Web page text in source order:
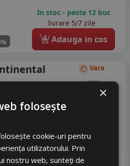
%
In stoc - peste 12 buc
livrare 5/7 zile
4 Adauga in cos
Vara
×
folosește
cookie-uri pentru
utilizatorului. Prin
nostru web, sunteți de